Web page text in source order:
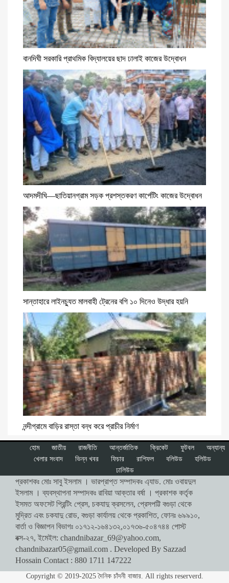
বানদিঘী সরকারি প্রাথমিক বিদ্যালয়ের ছাদ ঢালাই কাজের উদ্বোধন
আদমদীঘি—ছাতিয়ানগ্রাম সড়ক প্রশস্তকরণ কার্পেটিং কাজের উদ্বোধন
সান্তাহারে লাইনচ্যুত মালবাহী ট্রেনের বগি ১০ দিনেও উদ্ধার হয়নি
নন্দীগ্রামে বাড়ির রাস্তা বন্ধ করে প্রাচীর নির্মাণ
হোম জাতীয় রাজনীতি আন্তর্জাতিক ক্রিকেট ফুটবল
অন্যান্য
খেলার সংবাদ
ভিন্ন খবর ফিচার রাশিফল বলিউড
হলিউড
ঢালিউড
প্রকাশকঃ মোঃ সাবু ইসলাম । ভারপ্রাপ্ত সম্পাদকঃ এ্যাড. মোঃ ওবায়দুল
ইসলাম । ব্যবস্থাপনা সম্পাদকঃ রাবিয়া আক্তার বর্ষা । প্রকাশক কর্তৃক
ইসমত অফসেট প্রিন্টিং প্রেস, চকযাদু ক্রসলেন, প্রেসপট্টি বগুড়া থেকে
মুদ্রিত এবং চকযাদু রোড, বগুড়া কার্যালয় থেকে প্রকাশিত, ফোনঃ ৬৯৯১০,
বার্তা ও বিজ্ঞাপন বিভাগঃ ০১৭১২-১৬৪১৩২,০১৭৩৬-৫০৪৭৪৪ পোস্ট
বক্স-২৭, ইমেইল: chandnibazar_69@yahoo.com,
chandnibazar05@gmail.com . Developed By Sazzad
Hossain Contact : 880 1711 147222
Copyright © 2019-2025 দৈনিক চাঁদনী বাজার. All rights reserverd.